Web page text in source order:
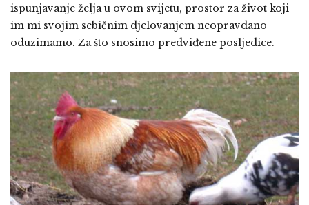
ispunjavanje želja u ovom svijetu, prostor za život koji
im mi svojim sebičnim djelovanjem neopravdano
oduzimamo. Za što snosimo predviđene posljedice.